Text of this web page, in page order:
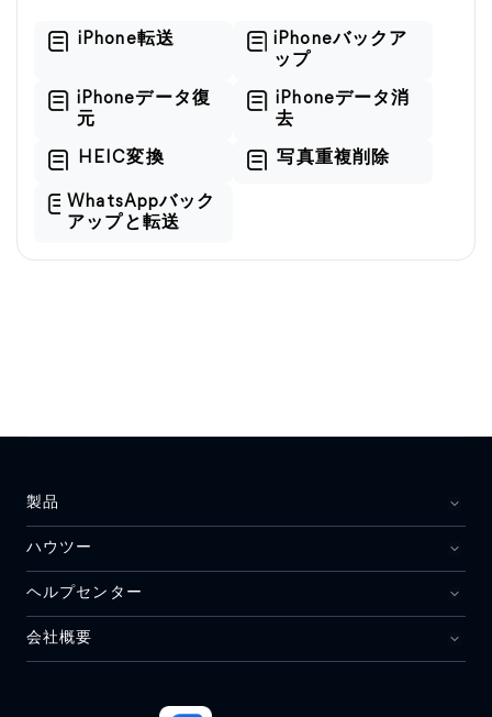
iPhone転送
iPhoneバックア
ップ
iPhoneデータ復
元
iPhoneデータ消
去
HEIC変換 写真重複削除
WhatsAppバック
アップと転送
製品
ハウツー
ヘルプセンター
会社概要